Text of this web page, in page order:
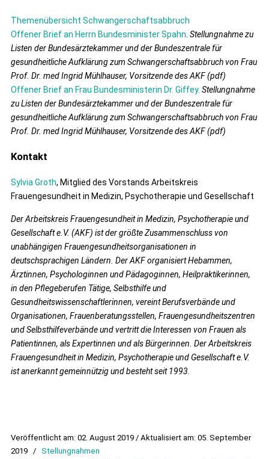
Themenübersicht Schwangerschaftsabbruch
Offener Brief an Herrn Bundesminister Spahn Stellungnahme zu
Listen der Bundesärztekammer und der Bundeszentrale für
gesundheitliche Aufklärung zum Schwangerschaftsabbruch von Frau
Prof. Dr. med Ingrid Mühlhauser, Vorsitzende des AKF (pdf)
Offener Brief an Frau Bundesministerin Dr. Giffey. Stellungnahme
zu Listen der Bundesärztekammer und der Bundeszentrale für
gesundheitliche Aufklärung zum Schwangerschaftsabbruch von Frau
Prof. Dr. med Ingrid Mühlhauser, Vorsitzende des AKF (pdf)
Kontakt
Sylvia Groth, Mitglied des Vorstands Arbeitskreis
Frauengesundheit in Medizin, Psychotherapie und Gesellschaft
Der Arbeitskreis Frauengesundheit in Medizin, Psychotherapie und
Gesellschaft e.V. (AKF) ist der größte Zusammenschluss von
unabhängigen Frauengesundheitsorganisationen in
deutschsprachigen Ländern. Der AKF organisiert Hebammen,
Ärztinnen, Psychologinnen und Pädagoginnen, Heilpraktikerinnen,
in den Pflegeberufen Tätige, Selbsthilfe und
Gesundheitswissenschaftlerinnen, vereint Berufsverbände und
Organisationen, Frauenberatungsstellen, Frauengesundheitszentren
und Selbsthilfeverbände und vertritt die Interessen von Frauen als
Patientinnen, als Expertinnen und als Bürgerinnen. Der Arbeitskreis
Frauengesundheit in Medizin, Psychotherapie und Gesellschaft e.V.
ist anerkannt gemeinnützig und besteht seit 1993.
Veröffentlicht am: 02. August 2019 / Aktualisiert am: 05. September
2019 / Stellungnahmen